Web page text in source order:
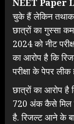
चुके हैं लेकिन
छात्रों का गुस्सा
2024 को नीट
का आरोप है कि
परीक्षा के पेपर
छात्रों का आरोप
720 अंक कैसे मिल
है. रिजल्ट आने के